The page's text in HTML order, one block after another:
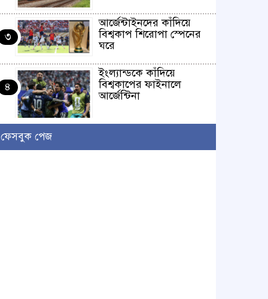
৩
আর্জেন্টাইনদের কাঁদিয়ে
বিশ্বকাপ শিরোপা স্পেনের
ঘরে
৪
ইংল্যান্ডকে কাঁদিয়ে
বিশ্বকাপের ফাইনালে
আর্জেন্টিনা
৫
ফেসবুক পেজ